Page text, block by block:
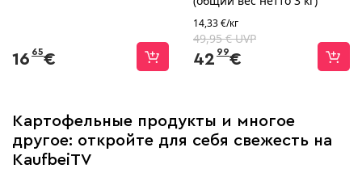
16 65€
14,33 €/кг
49,95 € UVP
42 99€
Картофельные продукты и многое
другое: откройте для себя свежесть на
KaufbeiTV